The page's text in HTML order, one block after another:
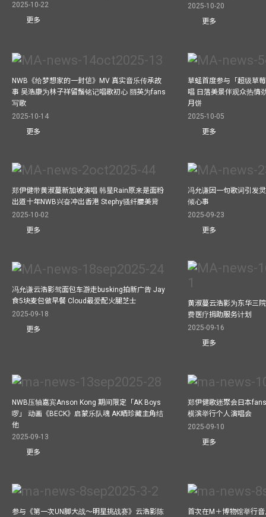
2025-10-22
更多
2025-10-20
更多
NWB《给梦想家的一封信》MV 真实音乐传承故
事 吴浩康为林子祥留鬚铭记唱歌初心 丽英为fans
写歌
2025-10-14
更多
草蜢首度参与「超级草
唱 日落美景伴观众热情
月饼
2025-10-05
更多
郑伊健带黄淑蔓新加坡演唱 韩星Rain原来是面粉
出道十年NWB兴奋冲出香港 Stephy骚纤腰美背
2025-10-02
更多
冯允谦因一句歌词引发
倾心事
2025-09-23
更多
冯允谦云浩影驾面包车游走busking拍新广告 Jay
食5块麦包做早餐 Cloud最爱配火腿芝士
2025-09-18
更多
黄淑蔓云浩影为东华三
费医疗捐助服务计划
2025-09-16
更多
NWB压轴嘉宾Anson Kong 期间限定「AK Boys
啰」 动画《BECK》启蒙乐队魂 AK晒珍藏主角结
他
2025-09-13
更多
郑伊健歌迷聚会日本
横滨举行个人演唱会
2025-09-10
更多
参与《第一次UN脚大战～明星挑战赛》云浩影陈
首次在M＋博物馆举行